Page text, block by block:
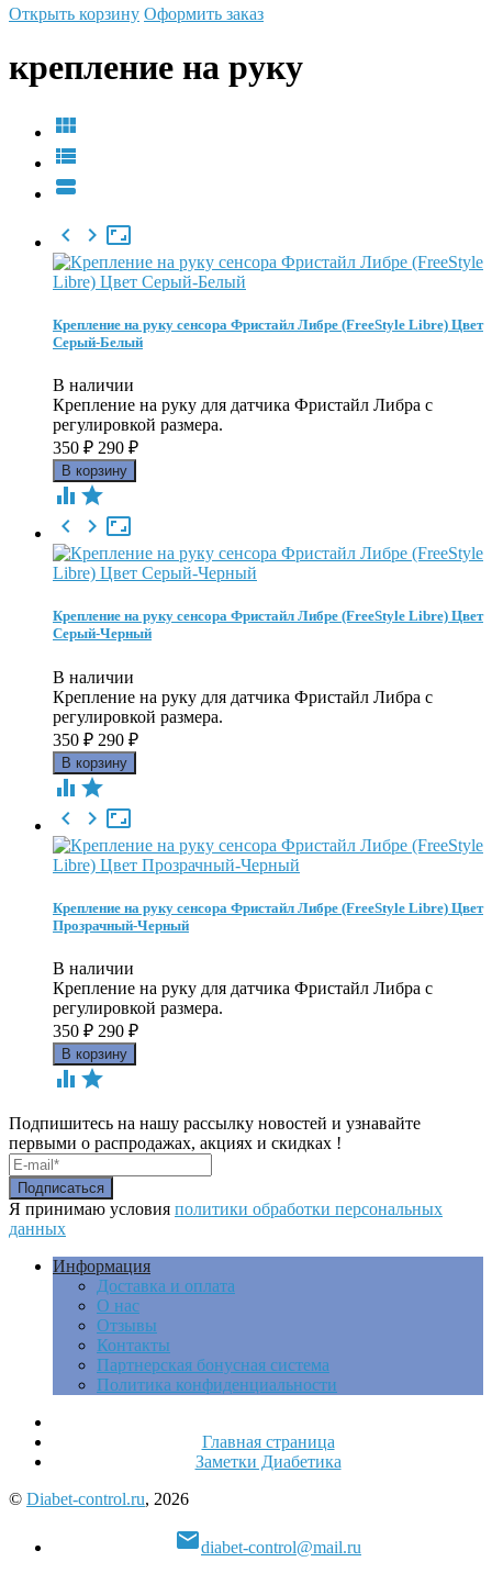
Открыть корзину Оформить заказ
крепление на руку




 
Крепление на руку сенсора Фристайл Либре (FreeStyle Libre) Цвет
Серый-Белый
В наличии
Крепление на руку для датчика Фристайл Либра с
регулировкой размера.
350 ₽ 290 ₽
 

 
Крепление на руку сенсора Фристайл Либре (FreeStyle Libre) Цвет
Серый-Черный
В наличии
Крепление на руку для датчика Фристайл Либра с
регулировкой размера.
350 ₽ 290 ₽
 

 
Крепление на руку сенсора Фристайл Либре (FreeStyle Libre) Цвет
Прозрачный-Черный
В наличии
Крепление на руку для датчика Фристайл Либра с
регулировкой размера.
350 ₽ 290 ₽
 
Подпишитесь на нашу рассылку новостей и узнавайте
первыми о распродажах, акциях и скидках !
Я принимаю условия политики обработки персональных
данных
Информация
Доставка и оплата
О нас
Отзывы
Контакты
Партнерская бонусная система
Политика конфиденциальности
Главная страница
Заметки Диабетика
© Diabet-control.ru, 2026
diabet-control@mail.ru